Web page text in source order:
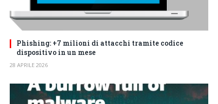
Phishing: +7 milioni di attacchi tramite codice
dispositivo in un mese
28 APRILE 2026